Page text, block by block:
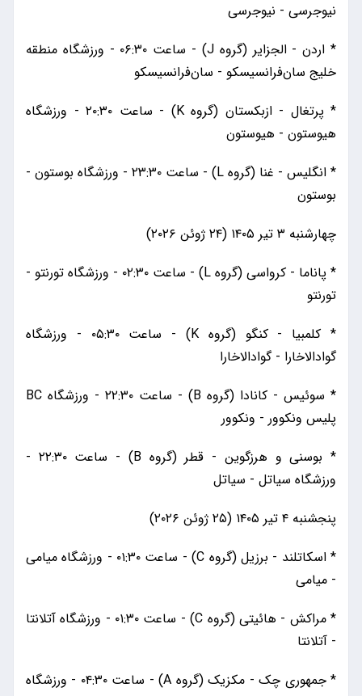
نیوجرسی - نیوجرسی
* اردن - الجزایر (گروه J) - ساعت ۰۶:۳۰ - ورزشگاه منطقه
خلیج سان‌فرانسیسکو - سان‌فرانسیسکو
* پرتغال - ازبکستان (گروه K) - ساعت ۲۰:۳۰ - ورزشگاه
هیوستون - هیوستون
* انگلیس - غنا (گروه L) - ساعت ۲۳:۳۰ - ورزشگاه بوستون -
بوستون
چهارشنبه ۳ تیر ۱۴۰۵ (۲۴ ژوئن ۲۰۲۶)
* پاناما - کرواسی (گروه L) - ساعت ۰۲:۳۰ - ورزشگاه تورنتو -
تورنتو
* کلمبیا - کنگو (گروه K) - ساعت ۰۵:۳۰ - ورزشگاه
گوادالاخارا - گوادالاخارا
* سوئیس - کانادا (گروه B) - ساعت ۲۲:۳۰ - ورزشگاه BC
پلیس ونکوور - ونکوور
* بوسنی و هرزگوین - قطر (گروه B) - ساعت ۲۲:۳۰ -
ورزشگاه سیاتل - سیاتل
پنجشنبه ۴ تیر ۱۴۰۵ (۲۵ ژوئن ۲۰۲۶)
* اسکاتلند - برزیل (گروه C) - ساعت ۰۱:۳۰ - ورزشگاه میامی
- میامی
* مراکش - هائیتی (گروه C) - ساعت ۰۱:۳۰ - ورزشگاه آتلانتا
- آتلانتا
* جمهوری چک - مکزیک (گروه A) - ساعت ۰۴:۳۰ - ورزشگاه